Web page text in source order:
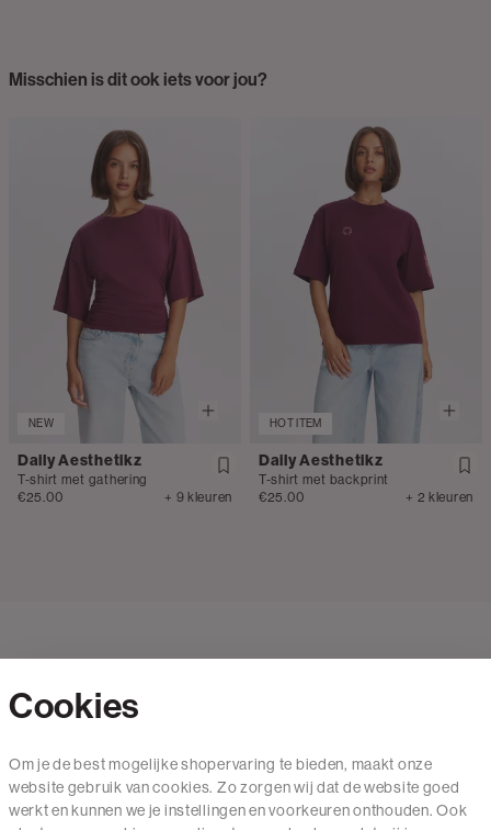
Misschien is dit ook iets voor jou?
NEW
Daily Aesthetikz
T-shirt met gathering
€25.00
+ 9 kleuren
HOT ITEM
Daily Aesthetikz
T-shirt met backprint
€25.00
+ 2 kleuren
Mail ons
020 - 3412 650
Cookies
Om je de best mogelijke shopervaring te bieden, maakt onze
website gebruik van cookies. Zo zorgen wij dat de website goed
werkt en kunnen we je instellingen en voorkeuren onthouden. Ook